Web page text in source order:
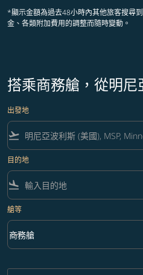
*顯示金額為過去48小時內其他旅客搜尋
金、各類附加費用的調整而隨時變動。
搭乘商務艙，從明尼
出發地
flight_takeoff
目的地
flight_land
艙等
艙等 option 商務艙 Selected
商務艙
keyboard_arrow_down